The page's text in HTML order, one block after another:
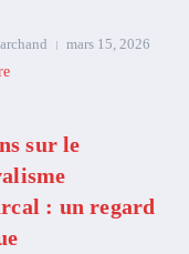
mars 15, 2026
sur le
: un regard